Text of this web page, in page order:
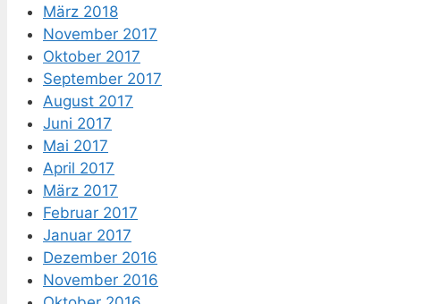
März 2018
November 2017
Oktober 2017
September 2017
August 2017
Juni 2017
Mai 2017
April 2017
März 2017
Februar 2017
Januar 2017
Dezember 2016
November 2016